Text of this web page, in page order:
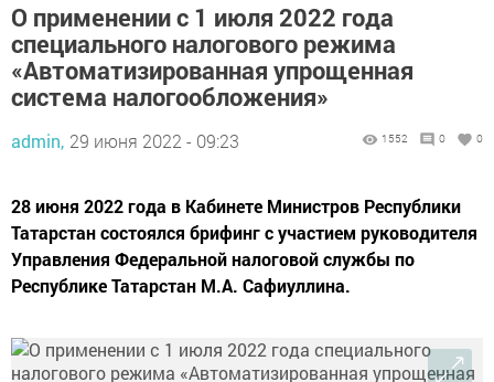
О применении с 1 июля 2022 года
специального налогового режима
«Автоматизированная упрощенная
система налогообложения»
admin, 29 июня 2022 - 09:23 1552 0 0
28 июня 2022 года в Кабинете Министров Республики
Татарстан состоялся брифинг с участием руководителя
Управления Федеральной налоговой службы по
Республике Татарстан М.А. Сафиуллина.